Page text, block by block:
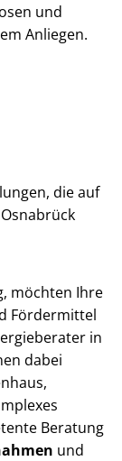
und
Anliegen.
die auf
möchten Ihre
Fördermittel
in
dabei
Beratung
und